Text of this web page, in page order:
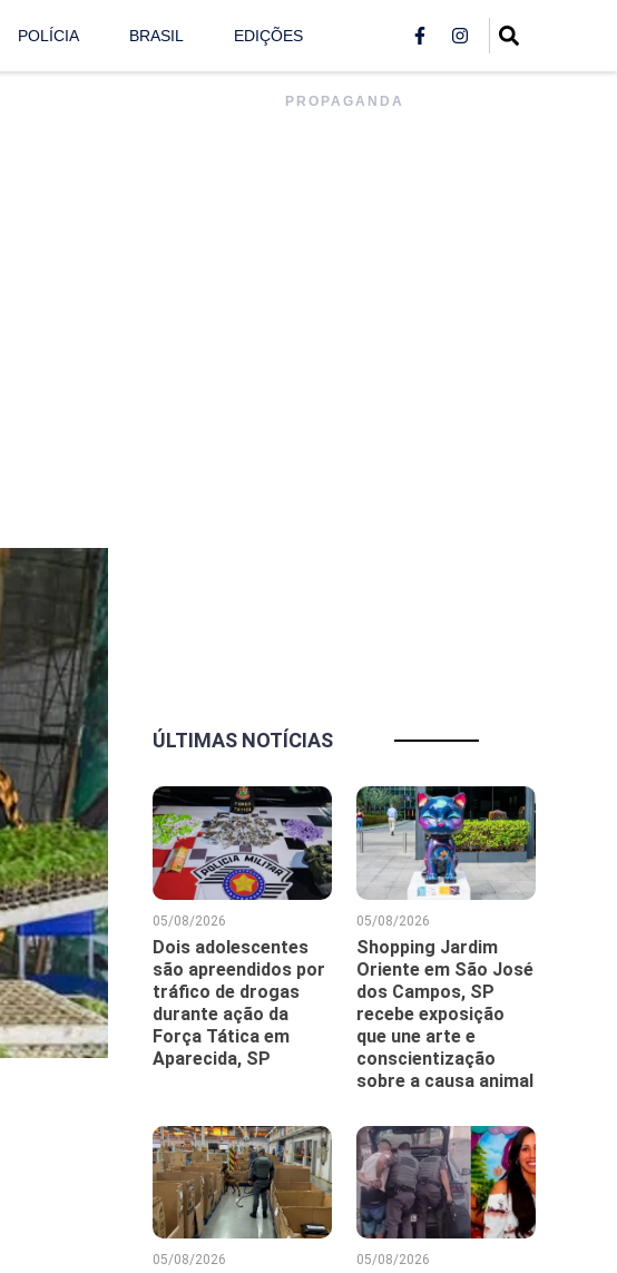
POLÍCIA BRASIL EDIÇÕES
PROPAGANDA
ÚLTIMAS NOTÍCIAS
05/08/2026
Dois adolescentes
são apreendidos por
tráfico de drogas
durante ação da
Força Tática em
Aparecida, SP
05/08/2026
Shopping Jardim
Oriente em São José
dos Campos, SP
recebe exposição
que une arte e
conscientização
sobre a causa animal
05/08/2026 05/08/2026